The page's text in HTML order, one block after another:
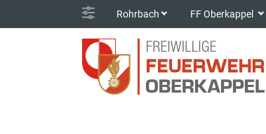
Rohrbach FF Oberkappel